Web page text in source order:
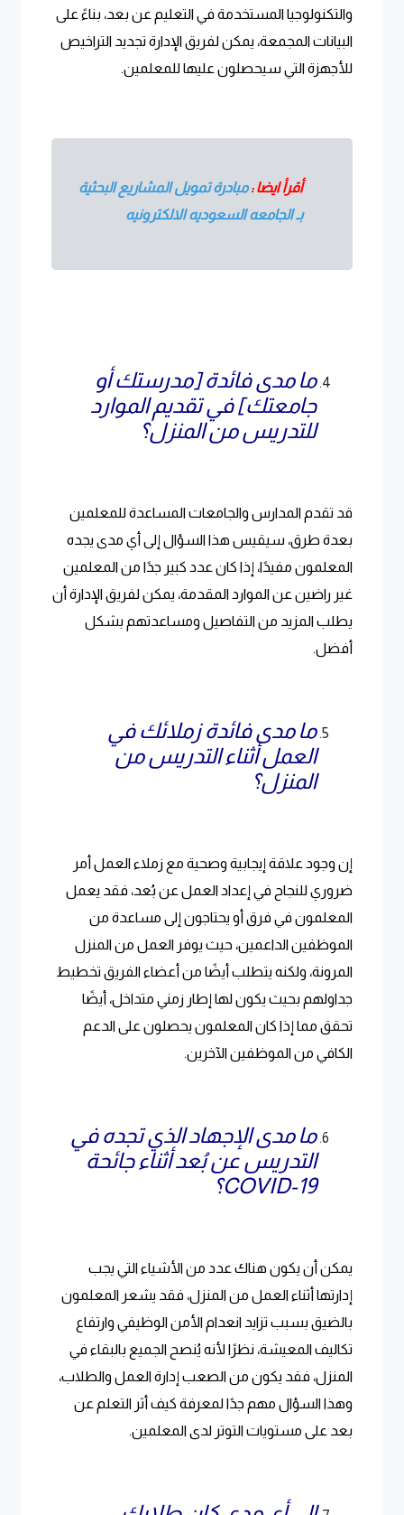
والتكنولوجيا المستخدمة في التعليم عن بعد، بناءً على
البيانات المجمعة، يمكن لفريق الإدارة تجديد التراخيص
للأجهزة التي سيحصلون عليها للمعلمين.
أقرأ ايضا :مبادرة تمويل المشاريع البحثية
بـ الجامعه السعوديه الالكترونيه
ما مدى فائدة [مدرستك أو
جامعتك] في تقديم الموارد
للتدريس من المنزل؟
قد تقدم المدارس والجامعات المساعدة للمعلمين
بعدة طرق، سيقيس هذا السؤال إلى أي مدى يجده
المعلمون مفيدًا، إذا كان عدد كبير جدًا من المعلمين
غير راضين عن الموارد المقدمة، يمكن لفريق الإدارة أن
يطلب المزيد من التفاصيل ومساعدتهم بشكل
أفضل.
ما مدى فائدة زملائك في
العمل أثناء التدريس من
المنزل؟
إن وجود علاقة إيجابية وصحية مع زملاء العمل أمر
ضروري للنجاح في إعداد العمل عن بُعد، فقد يعمل
المعلمون في فرق أو يحتاجون إلى مساعدة من
الموظفين الداعمين، حيث يوفر العمل من المنزل
المرونة، ولكنه يتطلب أيضًا من أعضاء الفريق تخطيط
جداولهم بحيث يكون لها إطار زمني متداخل، أيضًا
تحقق مما إذا كان المعلمون يحصلون على الدعم
الكافي من الموظفين الآخرين.
ما مدى الإجهاد الذي تجده في
التدريس عن بُعد أثناء جائحة
COVID-19؟
يمكن أن يكون هناك عدد من الأشياء التي يجب
إدارتها أثناء العمل من المنزل، فقد يشعر المعلمون
بالضيق بسبب تزايد انعدام الأمن الوظيفي وارتفاع
تكاليف المعيشة، نظرًا لأنه يُنصح الجميع بالبقاء في
المنزل، فقد يكون من الصعب إدارة العمل والطلاب،
وهذا السؤال مهم جدًا لمعرفة كيف أثر التعلم عن
بعد على مستويات التوتر لدى المعلمين.